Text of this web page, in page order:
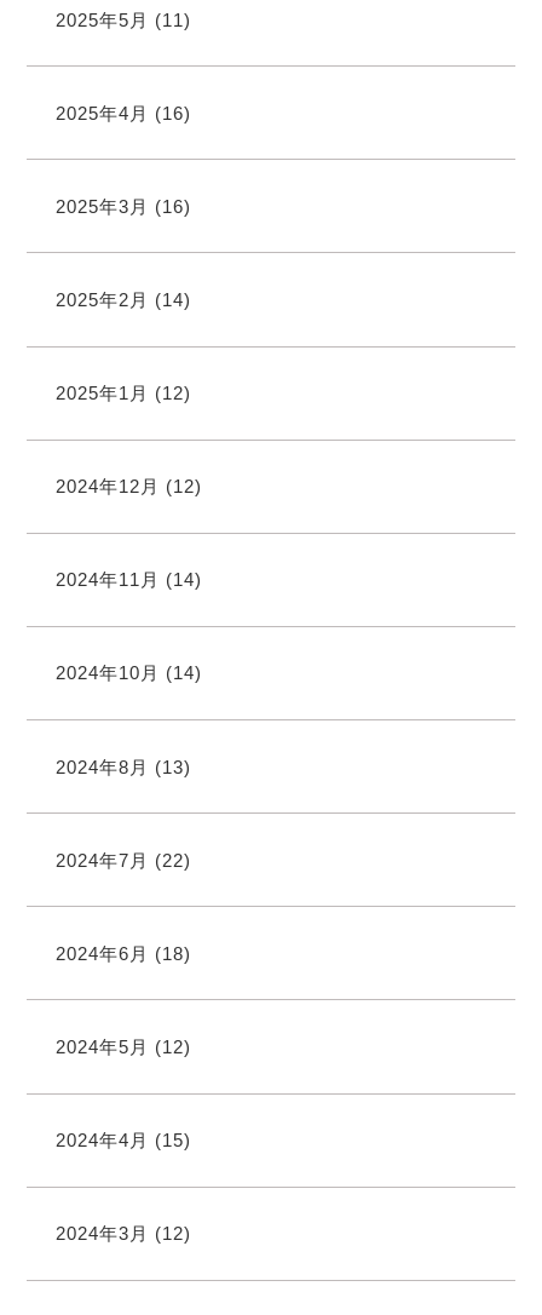
2025年5月 (11)
2025年4月 (16)
2025年3月 (16)
2025年2月 (14)
2025年1月 (12)
2024年12月 (12)
2024年11月 (14)
2024年10月 (14)
2024年8月 (13)
2024年7月 (22)
2024年6月 (18)
2024年5月 (12)
2024年4月 (15)
2024年3月 (12)